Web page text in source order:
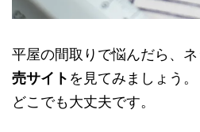
平屋の間取りで悩んだら、
売サイト を見てみましょう。
どこでも大丈夫です。